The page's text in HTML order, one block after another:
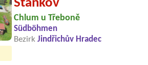
Staňkov
Chlum u Třeboně
Südböhmen
Bezirk Jindřichův Hradec